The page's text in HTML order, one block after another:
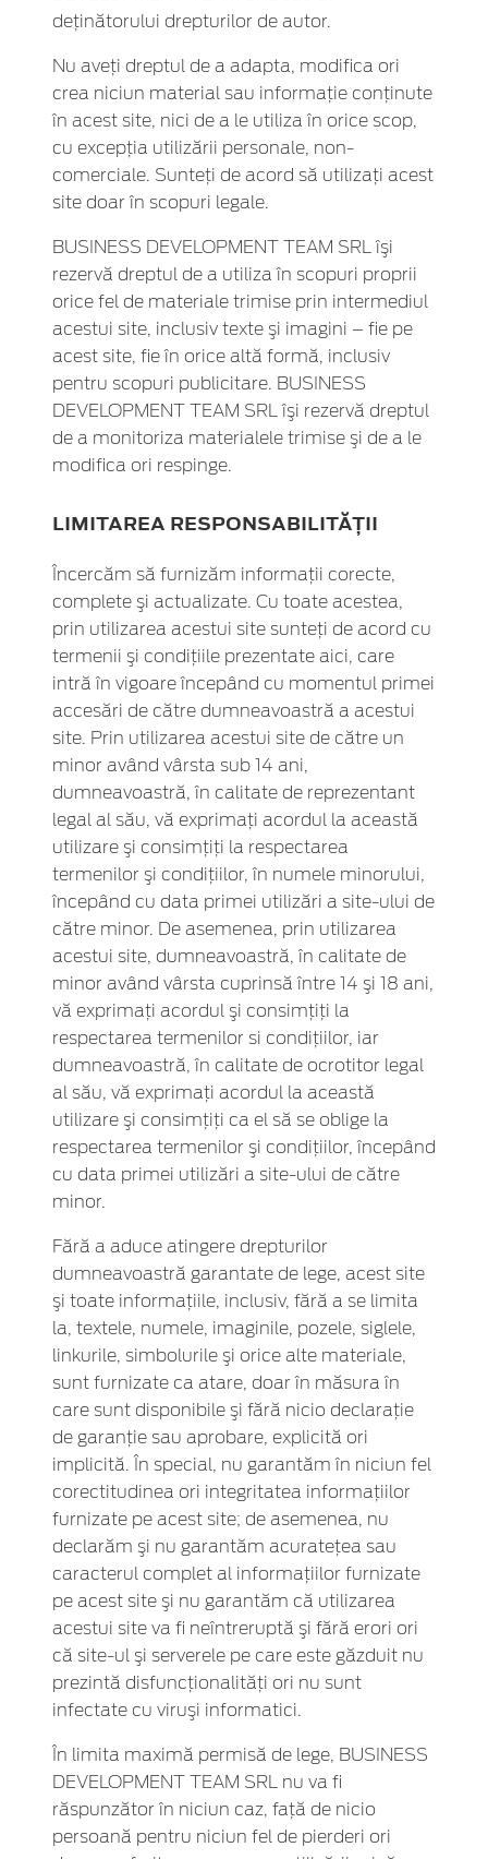
deţinătorului drepturilor de autor.
Nu aveţi dreptul de a adapta, modifica ori
crea niciun material sau informaţie conţinute
în acest site, nici de a le utiliza în orice scop,
cu excepţia utilizării personale, non-
comerciale. Sunteţi de acord să utilizaţi acest
site doar în scopuri legale.
BUSINESS DEVELOPMENT TEAM SRL îşi
rezervă dreptul de a utiliza în scopuri proprii
orice fel de materiale trimise prin intermediul
acestui site, inclusiv texte şi imagini – fie pe
acest site, fie în orice altă formă, inclusiv
pentru scopuri publicitare. BUSINESS
DEVELOPMENT TEAM SRL îşi rezervă dreptul
de a monitoriza materialele trimise şi de a le
modifica ori respinge.
LIMITAREA RESPONSABILITĂŢII
Încercăm să furnizăm informaţii corecte,
complete şi actualizate. Cu toate acestea,
prin utilizarea acestui site sunteţi de acord cu
termenii şi condiţiile prezentate aici, care
intră în vigoare începând cu momentul primei
accesări de către dumneavoastră a acestui
site. Prin utilizarea acestui site de către un
minor având vârsta sub 14 ani,
dumneavoastră, în calitate de reprezentant
legal al său, vă exprimaţi acordul la această
utilizare şi consimţiţi la respectarea
termenilor şi condiţiilor, în numele minorului,
începând cu data primei utilizări a site-ului de
către minor. De asemenea, prin utilizarea
acestui site, dumneavoastră, în calitate de
minor având vârsta cuprinsă între 14 şi 18 ani,
vă exprimaţi acordul şi consimţiţi la
respectarea termenilor si condiţiilor, iar
dumneavoastră, în calitate de ocrotitor legal
al său, vă exprimaţi acordul la această
utilizare şi consimţiţi ca el să se oblige la
respectarea termenilor şi condiţiilor, începând
cu data primei utilizări a site-ului de către
minor.
Fără a aduce atingere drepturilor
dumneavoastră garantate de lege, acest site
şi toate informaţiile, inclusiv, fără a se limita
la, textele, numele, imaginile, pozele, siglele,
linkurile, simbolurile şi orice alte materiale,
sunt furnizate ca atare, doar în măsura în
care sunt disponibile şi fără nicio declaraţie
de garanţie sau aprobare, explicită ori
implicită. În special, nu garantăm în niciun fel
corectitudinea ori integritatea informaţiilor
furnizate pe acest site; de asemenea, nu
declarăm şi nu garantăm acurateţea sau
caracterul complet al informaţiilor furnizate
pe acest site şi nu garantăm că utilizarea
acestui site va fi neîntreruptă şi fără erori ori
că site-ul şi serverele pe care este găzduit nu
prezintă disfuncţionalităţi ori nu sunt
infectate cu viruşi informatici.
În limita maximă permisă de lege, BUSINESS
DEVELOPMENT TEAM SRL nu va fi
răspunzător în niciun caz, faţă de nicio
persoană pentru niciun fel de pierderi ori